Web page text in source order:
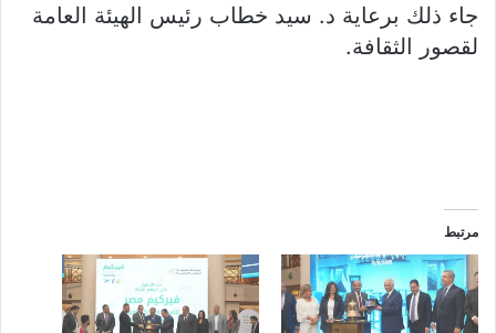
جاء ذلك برعاية د. سيد خطاب رئيس الهيئة العامة
لقصور الثقافة.
مرتبط